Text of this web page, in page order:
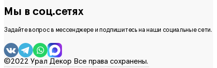
Мы в соц.сетях
Задайте вопрос в мессенджере и подпишитесь на наши социальные сети.
©2022 Урал Декор Все права сохранены.